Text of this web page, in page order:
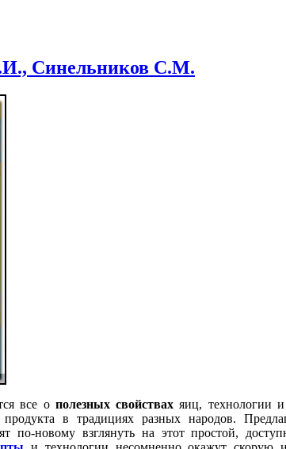
Синельников С.М.
все о полезных свойствах яиц, технологии и
в традициях разных народов.
по-новому взглянуть на этот простой,